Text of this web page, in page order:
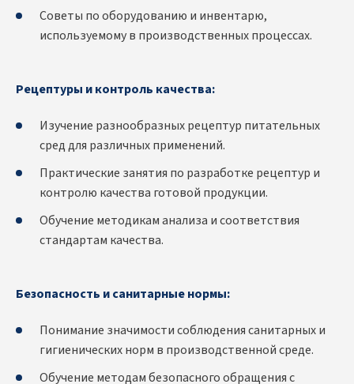
Советы по оборудованию и инвентарю,
используемому в производственных процессах.
Рецептуры и контроль качества:
Изучение разнообразных рецептур питательных
сред для различных применений.
Практические занятия по разработке рецептур и
контролю качества готовой продукции.
Обучение методикам анализа и соответствия
стандартам качества.
Безопасность и санитарные нормы:
Понимание значимости соблюдения санитарных и
гигиенических норм в производственной среде.
Обучение методам безопасного обращения с